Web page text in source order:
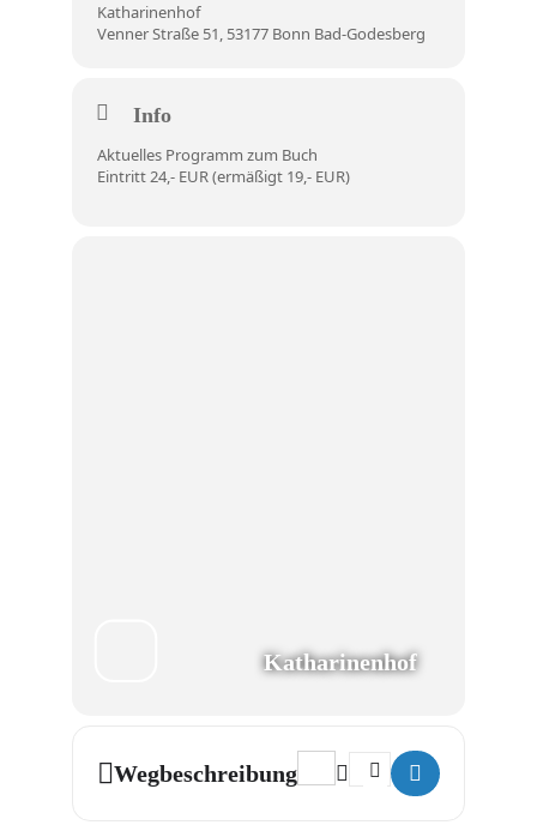
Katharinenhof
Venner Straße 51, 53177 Bonn Bad-Godesberg
Info
Aktuelles Programm zum Buch
Eintritt 24,- EUR (ermäßigt 19,- EUR)
Katharinenhof
WegbeschreibungAddress - #Beethoven, dat
Destination Address